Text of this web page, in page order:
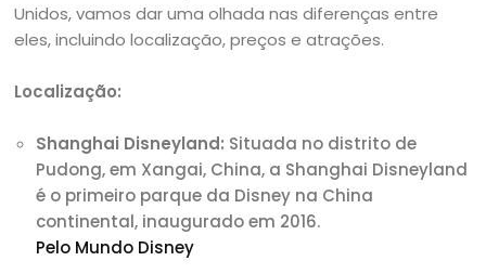
Unidos, vamos dar uma olhada nas diferenças entre
eles, incluindo localização, preços e atrações.
Localização:
Shanghai Disneyland: Situada no distrito de
Pudong, em Xangai, China, a Shanghai Disneyland
é o primeiro parque da Disney na China
continental, inaugurado em 2016.
Pelo Mundo Disney